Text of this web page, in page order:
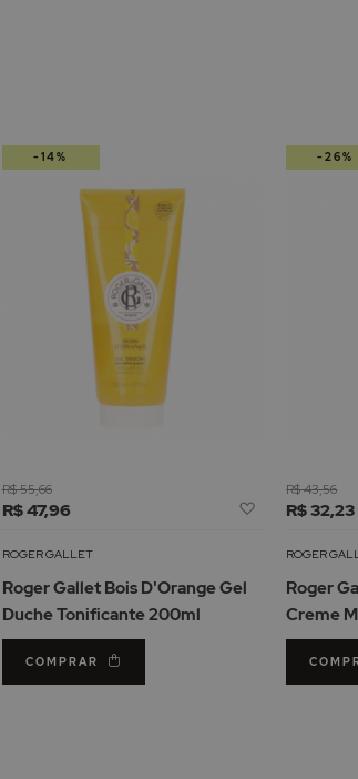
R$ 47,96
R$ 55,66
Adicionar
Lista
Desejos
ROGER GALLET
Roger Gallet Bois D'Orange Gel
Duche Tonificante 200ml
COMPRAR
-14%
R$ 32,23
R$ 43,56
ROGER
Roger
Creme
-26%